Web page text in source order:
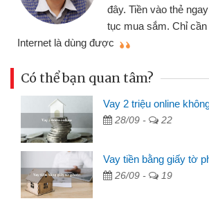
đây. Tiền vào thẻ
tục mua sắm. Chỉ cần
Internet là dùng được
Có thể bạn quan tâm?
Vay 2 triệu online
28/09 - 22
Vay tiền bằng giấy tờ
26/09 - 19